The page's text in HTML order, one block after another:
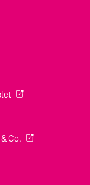
Tab geöffnet)
geöffnet)
(Wird in einem
geöffnet)
Co. (Wird in einem